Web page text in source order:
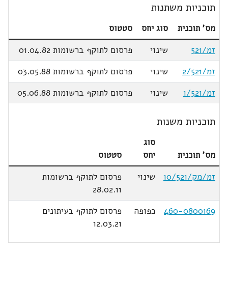
תוכניות משתנות
מס' תוכנית סוג יחס
סטטוס
זמ/521
שינוי
פרסום לתוקף ברשומות 01.04.82
זמ/2/521
שינוי
פרסום לתוקף ברשומות 03.05.88
זמ/1/521
שינוי פרסום לתוקף ברשומות 05.06.88
תוכניות משנות
מס' תוכנית
סוג
יחס
סטטוס
זמ/מק/10/521
שינוי
פרסום לתוקף ברשומות
28.02.11
460-0800169
כפופה
פרסום לתוקף בעיתונים
12.03.21